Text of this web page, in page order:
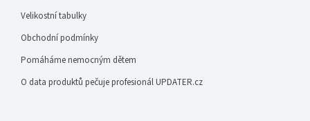
Velikostní tabulky
Obchodní podmínky
Pomáháme nemocným dětem
O data produktů pečuje profesionál UPDATER.cz